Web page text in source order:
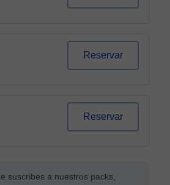
Reservar
Reservar
suscribes a nuestros packs,